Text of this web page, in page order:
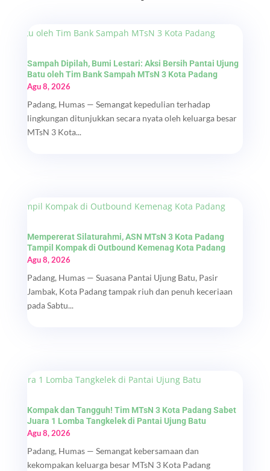
Sampah Dipilah, Bumi Lestari: Aksi Bersih Pantai Ujung
Batu oleh Tim Bank Sampah MTsN 3 Kota Padang
Agu 8, 2026
Padang, Humas — Semangat kepedulian terhadap
lingkungan ditunjukkan secara nyata oleh keluarga besar
MTsN 3 Kota...
Mempererat Silaturahmi, ASN MTsN 3 Kota Padang
Tampil Kompak di Outbound Kemenag Kota Padang
Agu 8, 2026
Padang, Humas — Suasana Pantai Ujung Batu, Pasir
Jambak, Kota Padang tampak riuh dan penuh keceriaan
pada Sabtu...
Kompak dan Tangguh! Tim MTsN 3 Kota Padang Sabet
Juara 1 Lomba Tangkelek di Pantai Ujung Batu
Agu 8, 2026
Padang, Humas — Semangat kebersamaan dan
kekompakan keluarga besar MTsN 3 Kota Padang